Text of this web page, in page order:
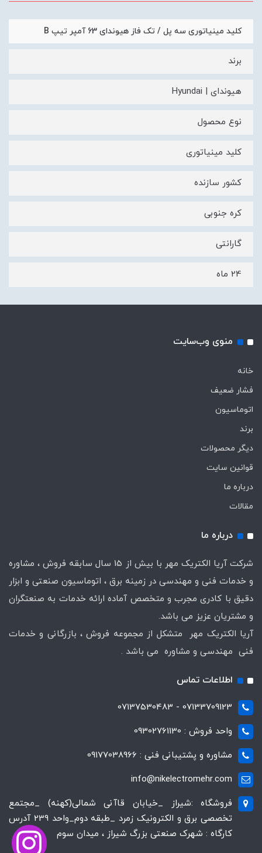
کلید مینیاتوری سه پل / تک فاز هیوندای 63 آمپر تیپ B
برند
هیوندای | Hyundai
نوع محصول
کلید مینیاتوری
کشور سازنده
کره جنوبی
گارانتی
24 ماه
منوی وب‌سایت
خانه
فشار ضعیف
اتوماسیون
برند
دیگر محصولات
قوانین سایت
درباره ما
مقالات
درباره ما
شرکت آریا الکتریک مهر با بیش از 15 سال سابقه فروش ، مشاوره
و خدمات فنی و مهندسی در زمینه برق ، اتوماسیون صنعتی و ابزار
دقیق با کادری مجرب و متخصص آماده ارائه خدمات به صنعتگران
و مشتریان عزیز می باشد.
آریا الکتریک مهر متشکل از مجموعه فروش ، بازرگانی و خدمات
فنی مهندسی و مشاوره می باشد .
اطلاعات تماس
07133709123 - 07137530483
واحد فروش : 09302761130
مشاوره و پشتیبانی فنی : 09177038966
info@nikelectromehr.com
فروشگاه :شیراز _خیابان قاآنی شمالی(کهنه) _مجتمع
تخصصی برق و الکترونیک زمرد _طبقه دوم_واحد 239 آدرس
کارگاه : شهرک صنعتی بزرگ شیراز ، میدان سوم